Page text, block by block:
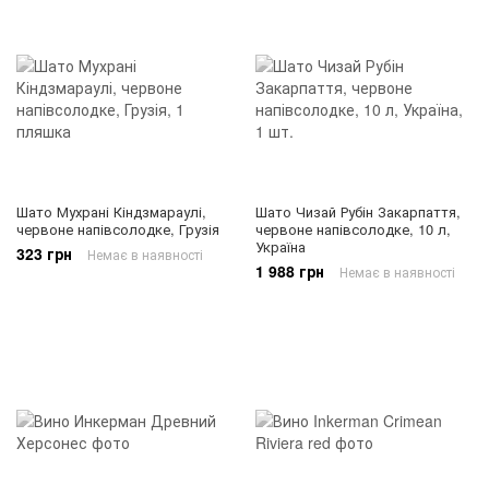
Шато Мухрані Кіндзмараулі,
червоне напівсолодке, Грузія
323 грн Немає в наявності
Шато Чизай Рубін Закарпаття,
червоне напівсолодке, 10 л,
Україна
1 988 грн Немає в наявності